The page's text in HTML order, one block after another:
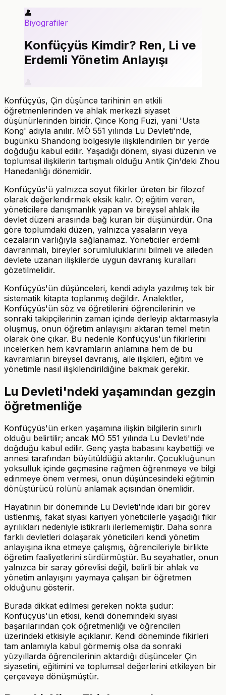
👤
Biyografiler
Konfüçyüs Kimdir? Ren, Li ve
Erdemli Yönetim Anlayışı
Konfüçyüs, Çin düşünce tarihinin en etkili
öğretmenlerinden ve ahlak merkezli siyaset
düşünürlerinden biridir. Çince Kong Fuzi, yani 'Usta
Kong' adıyla anılır. MÖ 551 yılında Lu Devleti'nde,
bugünkü Shandong bölgesiyle ilişkilendirilen bir yerde
doğduğu kabul edilir. Yaşadığı dönem, siyasi düzenin ve
toplumsal ilişkilerin tartışmalı olduğu Antik Çin'deki Zhou
Hanedanlığı dönemidir.
Konfüçyüs'ü yalnızca soyut fikirler üreten bir filozof
olarak değerlendirmek eksik kalır. O; eğitim veren,
yöneticilere danışmanlık yapan ve bireysel ahlak ile
devlet düzeni arasında bağ kuran bir düşünürdür. Ona
göre toplumdaki düzen, yalnızca yasaların veya
cezaların varlığıyla sağlanamaz. Yöneticiler erdemli
davranmalı, bireyler sorumluluklarını bilmeli ve aileden
devlete uzanan ilişkilerde uygun davranış kuralları
gözetilmelidir.
Konfüçyüs'ün düşünceleri, kendi adıyla yazılmış tek bir
sistematik kitapta toplanmış değildir. Analektler,
Konfüçyüs'ün söz ve öğretilerini öğrencilerinin ve
sonraki takipçilerinin zaman içinde derleyip aktarmasıyla
oluşmuş, onun öğretim anlayışını aktaran temel metin
olarak öne çıkar. Bu nedenle Konfüçyüs'ün fikirlerini
incelerken hem kavramların anlamına hem de bu
kavramların bireysel davranış, aile ilişkileri, eğitim ve
yönetimle nasıl ilişkilendirildiğine bakmak gerekir.
Lu Devleti'ndeki yaşamından gezgin
öğretmenliğe
Konfüçyüs'ün erken yaşamına ilişkin bilgilerin sınırlı
olduğu belirtilir; ancak MÖ 551 yılında Lu Devleti'nde
doğduğu kabul edilir. Genç yaşta babasını kaybettiği ve
annesi tarafından büyütüldüğü aktarılır. Çocukluğunun
yoksulluk içinde geçmesine rağmen öğrenmeye ve bilgi
edinmeye önem vermesi, onun düşüncesindeki eğitimin
dönüştürücü rolünü anlamak açısından önemlidir.
Hayatının bir döneminde Lu Devleti'nde idari bir görev
üstlenmiş, fakat siyasi kariyeri yöneticilerle yaşadığı fikir
ayrılıkları nedeniyle istikrarlı ilerlememiştir. Daha sonra
farklı devletleri dolaşarak yöneticileri kendi yönetim
anlayışına ikna etmeye çalışmış, öğrencileriyle birlikte
öğretim faaliyetlerini sürdürmüştür. Bu seyahatler, onun
yalnızca bir saray görevlisi değil, belirli bir ahlak ve
yönetim anlayışını yaymaya çalışan bir öğretmen
olduğunu gösterir.
Burada dikkat edilmesi gereken nokta şudur:
Konfüçyüs'ün etkisi, kendi dönemindeki siyasi
başarılarından çok öğretmenliği ve öğrencileri
üzerindeki etkisiyle açıklanır. Kendi döneminde fikirleri
tam anlamıyla kabul görmemiş olsa da sonraki
yüzyıllarda öğrencilerinin aktardığı düşünceler Çin
siyasetini, eğitimini ve toplumsal değerlerini etkileyen bir
çerçeveye dönüşmüştür.